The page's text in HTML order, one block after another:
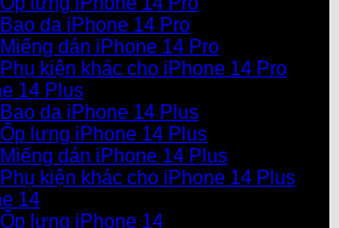
Bao da iPhone 14 Pro
Miếng dán iPhone 14 Pro
Phụ kiện khác cho iPhone 14 Pro
14 Plus
Bao da iPhone 14 Plus
Ốp lưng iPhone 14 Plus
Miếng dán iPhone 14 Plus
Phụ kiện khác cho iPhone 14 Plus
14
Ốp lưng iPhone 14